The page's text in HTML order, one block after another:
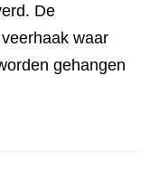
De
waar
gehangen